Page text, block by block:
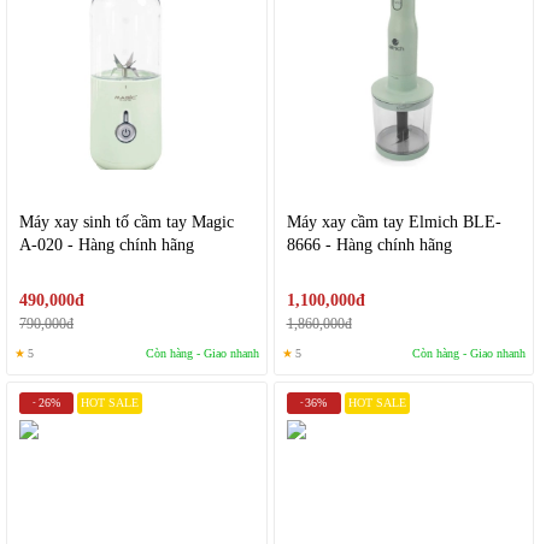
Máy xay sinh tố cầm tay Magic
A-020 - Hàng chính hãng
490,000đ
790,000đ
★ 5 Còn hàng - Giao nhanh
Máy xay cầm tay Elmich BLE-
8666 - Hàng chính hãng
1,100,000đ
1,860,000đ
★ 5 Còn hàng - Giao nhanh
- 26% HOT SALE -36% HOT SALE